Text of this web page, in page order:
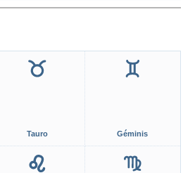
Tauro Géminis